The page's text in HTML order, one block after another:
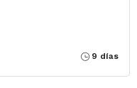
9 días